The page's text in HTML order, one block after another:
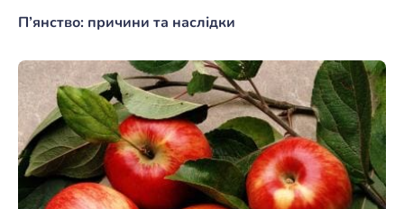
П’янство: причини та наслідки